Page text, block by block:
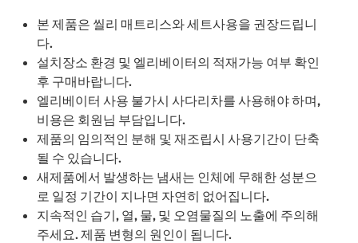
본 제품은 씰리 매트리스와 세트사용을 권장드립니
다.
설치장소 환경 및 엘리베이터의 적재가능 여부 확인
후 구매바랍니다.
엘리베이터 사용 불가시 사다리차를 사용해야 하며,
비용은 회원님 부담입니다.
제품의 임의적인 분해 및 재조립시 사용기간이 단축
될 수 있습니다.
새제품에서 발생하는 냄새는 인체에 무해한 성분으
로 일정 기간이 지나면 자연히 없어집니다.
지속적인 습기, 열, 물, 및 오염물질의 노출에 주의해
주세요. 제품 변형의 원인이 됩니다.